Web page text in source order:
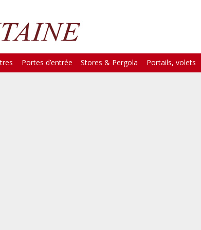
Portes d’entrée Stores & Pergola Portails, volets